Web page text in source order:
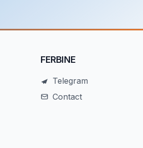
FERBINE
Telegram
Contact